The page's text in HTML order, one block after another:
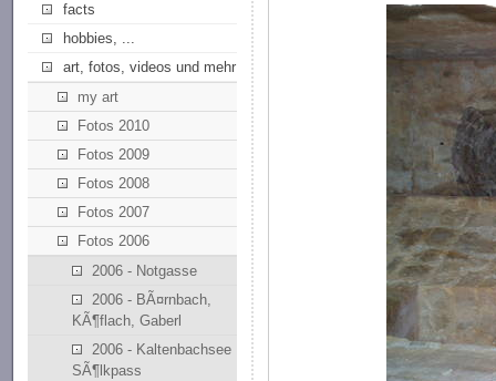
facts
hobbies, ...
art, fotos, videos und mehr
my art
Fotos 2010
Fotos 2009
Fotos 2008
Fotos 2007
Fotos 2006
2006 - Notgasse
2006 - BÃ¤rnbach,
KÃ¶flach, Gaberl
2006 - Kaltenbachsee
SÃ¶lkpass